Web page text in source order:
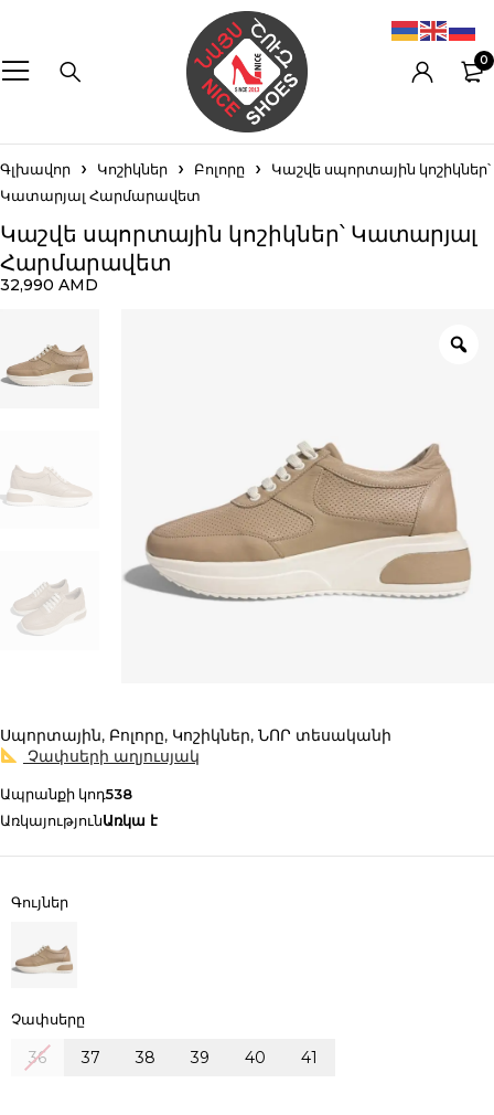
0
Գլխավոր Կոշիկներ Բոլորը
Կաշվե սպորտային կոշիկներ՝
Կատարյալ Հարմարավետ
Կաշվե սպորտային կոշիկներ՝ Կատարյալ
Հարմարավետ
32,990 AMD
Սպորտային, Բոլորը, Կոշիկներ, ՆՈՐ տեսականի
Չափսերի աղյուսյակ
Ապրանքի կոդ538
ԱռկայությունԱռկա է
Գույներ
Չափսերը
36 37 38 39 40 41